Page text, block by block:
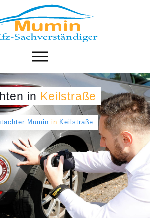
in Keilstraße
Mumin in Keilstraße